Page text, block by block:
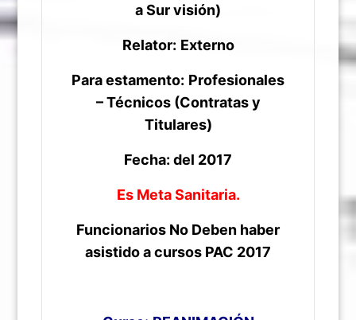
a Sur visión)
Relator: Externo
Para estamento: Profesionales
– Técnicos (Contratas y
Titulares)
Fecha: del 2017
Es Meta Sanitaria.
Funcionarios No Deben haber
asistido a cursos PAC 2017